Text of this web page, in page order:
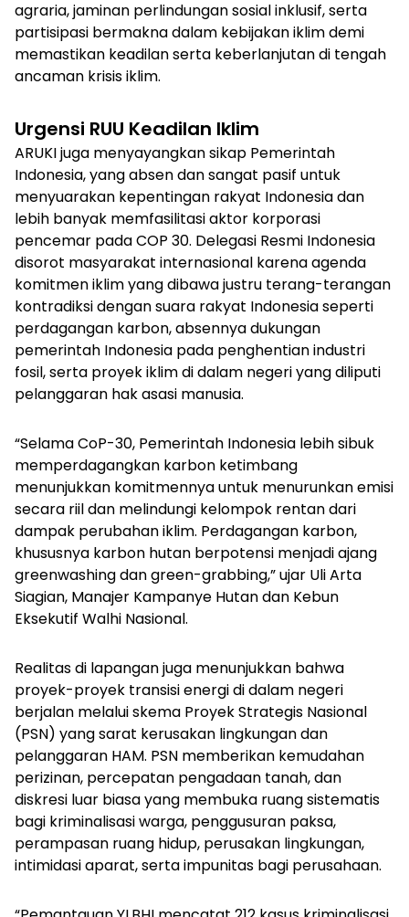
agraria, jaminan perlindungan sosial inklusif, serta
partisipasi bermakna dalam kebijakan iklim demi
memastikan keadilan serta keberlanjutan di tengah
ancaman krisis iklim.
Urgensi RUU Keadilan Iklim
ARUKI juga menyayangkan sikap Pemerintah
Indonesia, yang absen dan sangat pasif untuk
menyuarakan kepentingan rakyat Indonesia dan
lebih banyak memfasilitasi aktor korporasi
pencemar pada COP 30. Delegasi Resmi Indonesia
disorot masyarakat internasional karena agenda
komitmen iklim yang dibawa justru terang-terangan
kontradiksi dengan suara rakyat Indonesia seperti
perdagangan karbon, absennya dukungan
pemerintah Indonesia pada penghentian industri
fosil, serta proyek iklim di dalam negeri yang diliputi
pelanggaran hak asasi manusia.
“Selama CoP-30, Pemerintah Indonesia lebih sibuk
memperdagangkan karbon ketimbang
menunjukkan komitmennya untuk menurunkan emisi
secara riil dan melindungi kelompok rentan dari
dampak perubahan iklim. Perdagangan karbon,
khususnya karbon hutan berpotensi menjadi ajang
greenwashing dangreen-grabbing,” ujar Uli Arta
Siagian, Manajer Kampanye Hutan dan Kebun
Eksekutif Walhi Nasional.
Realitas di lapangan juga menunjukkan bahwa
proyek-proyek transisi energi di dalam negeri
berjalan melalui skema Proyek Strategis Nasional
(PSN) yang sarat kerusakan lingkungan dan
pelanggaran HAM. PSN memberikan kemudahan
perizinan, percepatan pengadaan tanah, dan
diskresi luar biasa yang membuka ruang sistematis
bagi kriminalisasi warga, penggusuran paksa,
perampasan ruang hidup, perusakan lingkungan,
intimidasi aparat, serta impunitas bagi perusahaan.